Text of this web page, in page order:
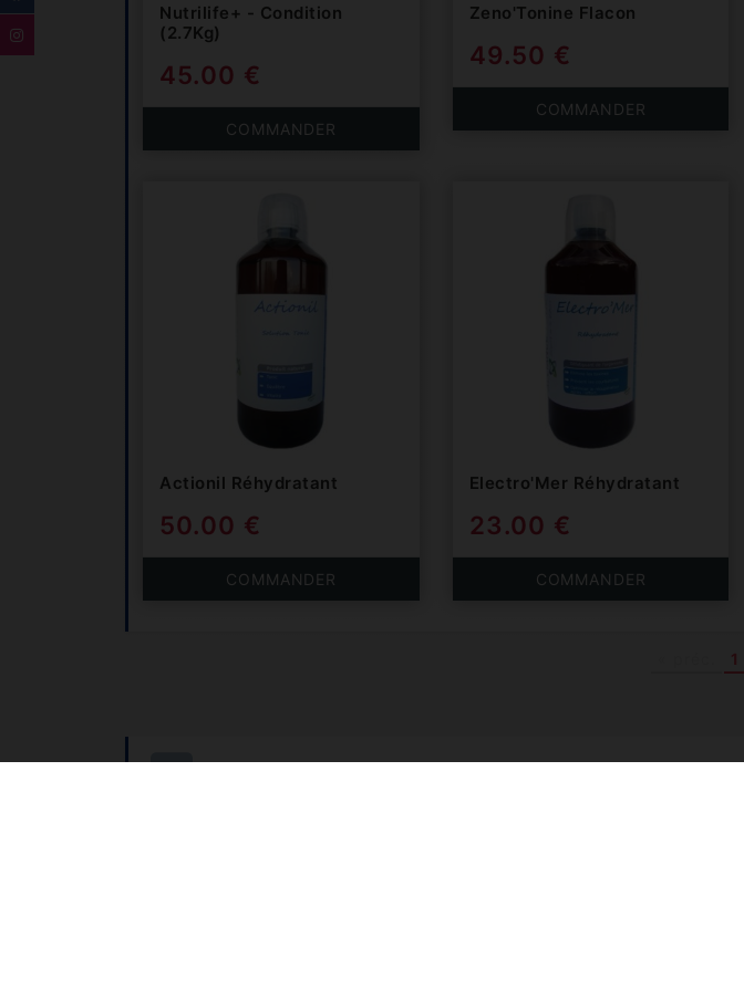
Nutrilife+ - Condition
(2.7Kg)
45.00 €
COMMANDER
Zeno'Tonine Flacon
49.50 €
COMMANDER
Actionil Réhydratant
50.00 €
COMMANDER
Electro'Mer Réhydratant
23.00 €
COMMANDER
1